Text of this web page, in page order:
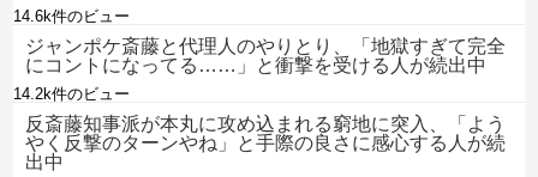
14.6k件のビュー
ジャンポケ斎藤と代理人のやりとり、「地獄すぎて完全
にコントになってる……」と衝撃を受ける人が続出中
14.2k件のビュー
反斎藤知事派が本丸に攻め込まれる窮地に突入、「よう
やく反撃のターンやね」と手際の良さに感心する人が続
出中